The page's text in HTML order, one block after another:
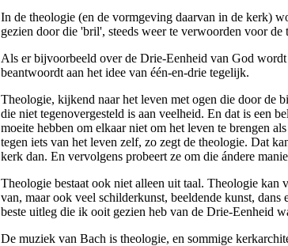
In de theologie (en de vormgeving daarvan in de kerk)
gezien door die 'bril', steeds weer te verwoorden voor de
Als er bijvoorbeeld over de Drie-Eenheid van God
beantwoordt aan het idee van één-en-drie tegelijk.
Theologie, kijkend naar het leven met ogen die door de
die niet tegenovergesteld is aan veelheid. En dat is een
moeite hebben om elkaar niet om het leven te brengen
tegen iets van het leven zelf, zo zegt de theologie. Dat
kerk dan. En vervolgens probeert ze om die ándere
Theologie bestaat ook niet alleen uit taal. Theologie
van, maar ook veel schilderkunst, beeldende kunst,
beste uitleg die ik ooit gezien heb van de Drie-Eenheid
De muziek van Bach is theologie, en sommige